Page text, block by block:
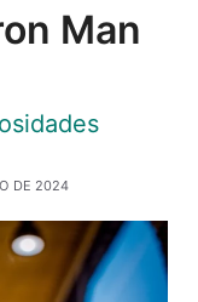
Man
DE 2024